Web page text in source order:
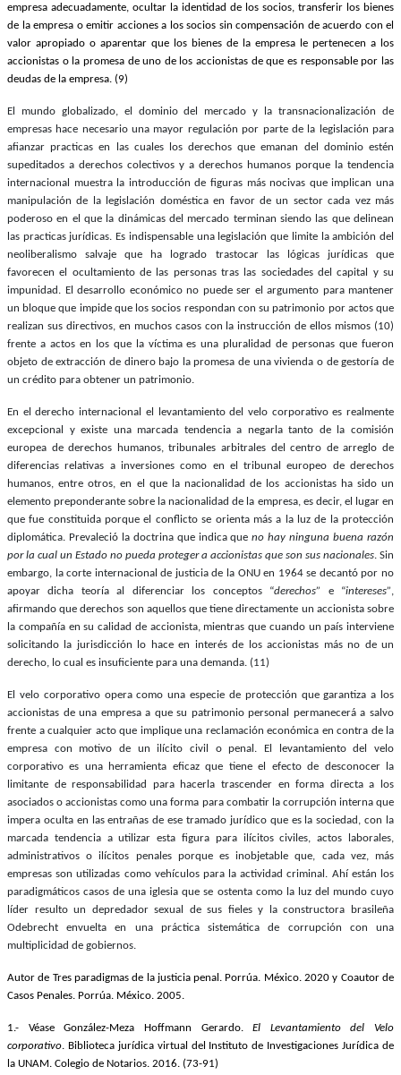
empresa adecuadamente, ocultar la identidad de los socios, transferir los bienes
de la empresa o emitir acciones a los socios sin compensación de acuerdo con el
valor apropiado o aparentar que los bienes de la empresa le pertenecen a los
accionistas o la promesa de uno de los accionistas de que es responsable por las
deudas de la empresa. (9)
El mundo globalizado, el dominio del mercado y la transnacionalización de
empresas hace necesario una mayor regulación por parte de la legislación para
afianzar practicas en las cuales los derechos que emanan del dominio estén
supeditados a derechos colectivos y a derechos humanos porque la tendencia
internacional muestra la introducción de figuras más nocivas que implican una
manipulación de la legislación doméstica en favor de un sector cada vez más
poderoso en el que la dinámicas del mercado terminan siendo las que delinean
las practicas jurídicas. Es indispensable una legislación que limite la ambición del
neoliberalismo salvaje que ha logrado trastocar las lógicas jurídicas que
favorecen el ocultamiento de las personas tras las sociedades del capital y su
impunidad. El desarrollo económico no puede ser el argumento para mantener
un bloque que impide que los socios respondan con su patrimonio por actos que
realizan sus directivos, en muchos casos con la instrucción de ellos mismos (10)
frente a actos en los que la víctima es una pluralidad de personas que fueron
objeto de extracción de dinero bajo la promesa de una vivienda o de gestoría de
un crédito para obtener un patrimonio.
En el derecho internacional el levantamiento del velo corporativo es realmente
excepcional y existe una marcada tendencia a negarla tanto de la comisión
europea de derechos humanos, tribunales arbitrales del centro de arreglo de
diferencias relativas a inversiones como en el tribunal europeo de derechos
humanos, entre otros, en el que la nacionalidad de los accionistas ha sido un
elemento preponderante sobre la nacionalidad de la empresa, es decir, el lugar en
que fue constituida porque el conflicto se orienta más a la luz de la protección
diplomática. Prevaleció la doctrina que indica queno hay ninguna buena razón
por la cual un Estado no pueda proteger a accionistas que son sus nacionales. Sin
embargo, la corte internacional de justicia de la ONU en 1964 se decantó por no
apoyar dicha teoría al diferenciar los conceptos “derechos” e “intereses”,
afirmando que derechos son aquellos que tiene directamente un accionista sobre
la compañía en su calidad de accionista, mientras que cuando un país interviene
solicitando la jurisdicción lo hace en interés de los accionistas más no de un
derecho, lo cual es insuficiente para una demanda. (11)
El velo corporativo opera como una especie de protección que garantiza a los
accionistas de una empresa a que su patrimonio personal permanecerá a salvo
frente a cualquier acto que implique una reclamación económica en contra de la
empresa con motivo de un ilícito civil o penal. El levantamiento del velo
corporativo es una herramienta eficaz que tiene el efecto de desconocer la
limitante de responsabilidad para hacerla trascender en forma directa a los
asociados o accionistas como una forma para combatir la corrupción interna que
impera oculta en las entrañas de ese tramado jurídico que es la sociedad, con la
marcada tendencia a utilizar esta figura para ilícitos civiles, actos laborales,
administrativos o ilícitos penales porque es inobjetable que, cada vez, más
empresas son utilizadas como vehículos para la actividad criminal. Ahí están los
paradigmáticos casos de una iglesia que se ostenta como la luz del mundo cuyo
líder resulto un depredador sexual de sus fieles y la constructora brasileña
Odebrecht envuelta en una práctica sistemática de corrupción con una
multiplicidad de gobiernos.
Autor de Tres paradigmas de la justicia penal. Porrúa. México. 2020 y Coautor de
Casos Penales. Porrúa. México. 2005.
1.- Véase González-Meza Hoffmann Gerardo.El Levantamiento del Velo
corporativo. Biblioteca jurídica virtual del Instituto de Investigaciones Jurídica de
la UNAM. Colegio de Notarios. 2016. (73-91)